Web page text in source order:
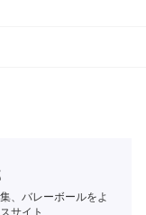
、バレーボールをよ